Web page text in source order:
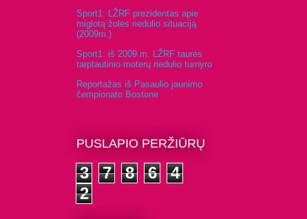
Sport1: LŽRF prezidentas apie
miglotą žolės riedulio situaciją
(2009m.)
Sport1: iš 2009 m. LŽRF taurės
tarptautinio moterų riedulio turnyro
Reportažas iš Pasaulio jaunimo
čempionato Bostone
PUSLAPIO PERŽIŪRŲ
3 7 8 6
4
2